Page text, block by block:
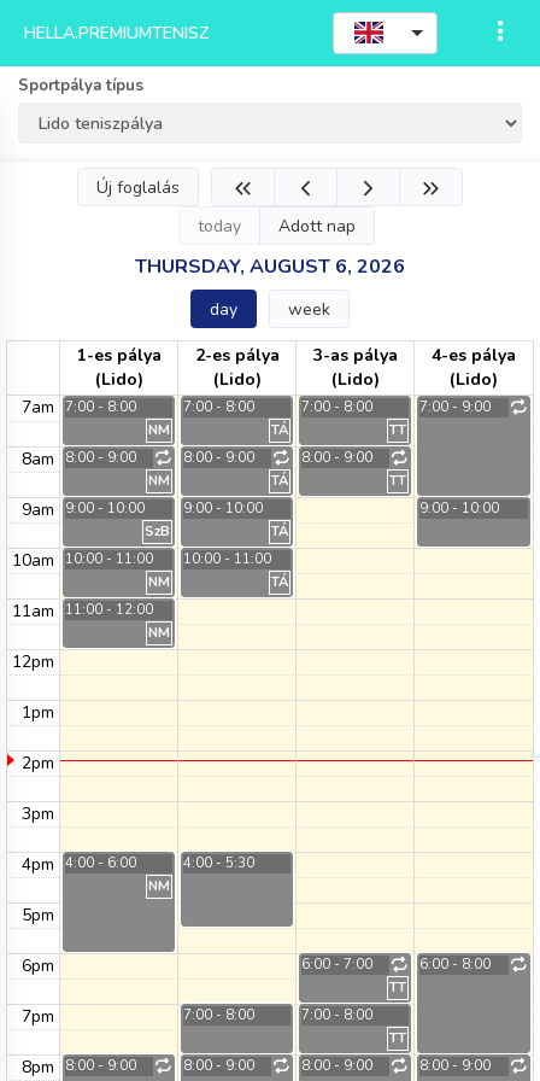
HELLA.PREMIUMTENISZ
Sportpálya típus
Új foglalás
today
Adott nap
THURSDAY, AUGUST 6, 2026
day week
1-es pálya
(Lido)
2-es pálya
(Lido)
3-as pálya
(Lido)
4-es pálya
(Lido)
7am
8am
9am
10am
11am
12pm
1pm
2pm
3pm
4pm
5pm
6pm
7pm
8pm
7:00 - 8:00
NM
8:00 - 9:00
NM
9:00 - 10:00
SzB
10:00 - 11:00
NM
11:00 - 12:00
NM
4:00 - 6:00
NM
8:00 - 9:00
7:00 - 8:00
TÁ
8:00 - 9:00
TÁ
9:00 - 10:00
TÁ
10:00 - 11:00
TÁ
4:00 - 5:30
7:00 - 8:00
8:00 - 9:00
7:00 - 8:00
TT
8:00 - 9:00
TT
6:00 - 7:00
TT
7:00 - 8:00
TT
8:00 - 9:00
7:00 - 9:00
9:00 - 10:00
6:00 - 8:00
8:00 - 9:00